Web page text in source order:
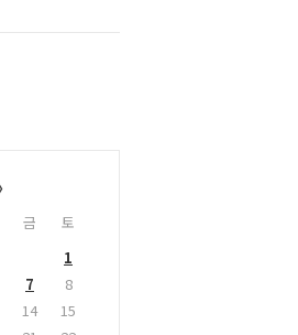
금
토
1
7
8
14
15